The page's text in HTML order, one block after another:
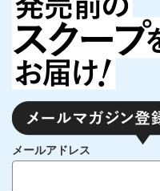
メールアドレス